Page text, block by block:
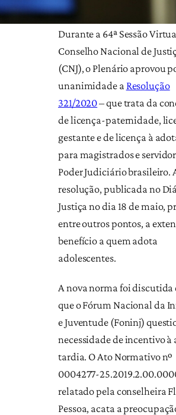
Durante a 64ª Sessão
Conselho Nacional de
(CNJ), o Plenário aprovou
unanimidade a Resolução
321/2020– que trata da
de licença-paternidade,
gestante e de licença à
para magistrados e
Poder Judiciário brasileiro.
resolução, publicada no
Justiça no dia 18 de maio,
entre outros pontos, a
benefício a quem adota
adolescentes.
A nova norma foi discutida
que o Fórum Nacional da
e Juventude (Foninj)
necessidade de incentivo à
tardia. O Ato Normativo nº
0004277-
relatado pela conselheira
Pessoa, acata a